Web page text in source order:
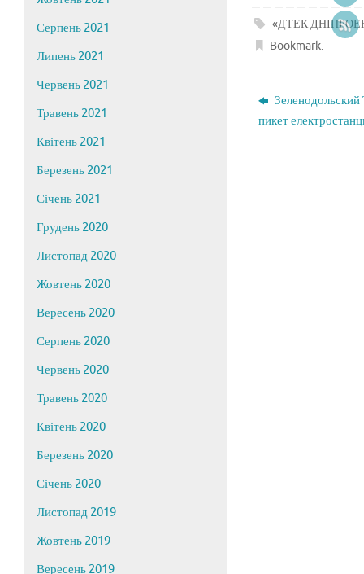
«ДТЕК
Bookmark.
Зеленодольский
пикет
Серпень 2021
Липень 2021
Червень 2021
Травень 2021
Квітень 2021
Березень 2021
Січень 2021
Грудень 2020
Листопад 2020
Жовтень 2020
Вересень 2020
Серпень 2020
Червень 2020
Травень 2020
Квітень 2020
Березень 2020
Січень 2020
Листопад 2019
Жовтень 2019
Вересень 2019